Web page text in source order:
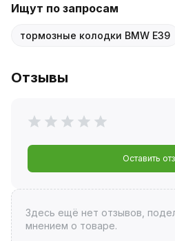
Ищут по запросам
тормозные колодки BMW E39
Отзывы
Оставить
Здесь ещё нет отзывов,
мнением о товаре.